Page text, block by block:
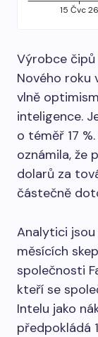
Výrobce čipů
Nového roku
vlně
inteligence.
o téměř 17
oznámila, že
dolarů za
částečně
Analytici jsou
měsících
společnosti
kteří se
Intelu jako
předpokládá